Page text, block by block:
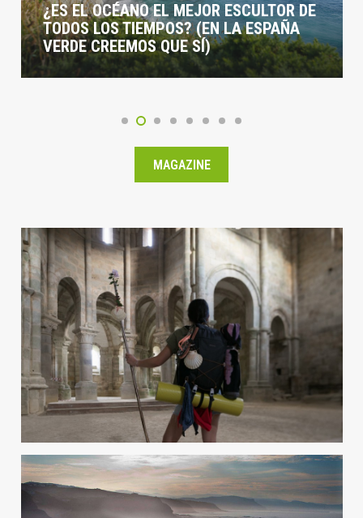
12 COSAS QUE (TAL VEZ) NO SABÍAS
SOBRE LA RESERVA ECOTURISTA DE LA
ESPAÑA VERDE
MAGAZINE